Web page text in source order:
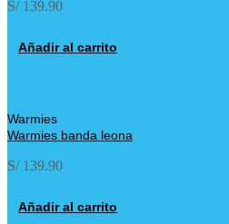
S/139.90
Añadir al carrito
Warmies
Warmies banda leona
S/139.90
Añadir al carrito